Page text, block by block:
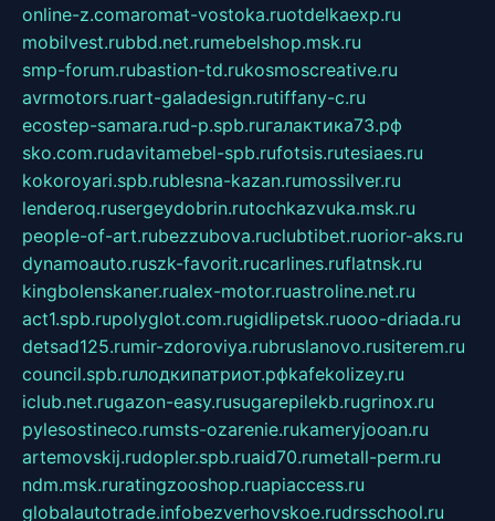
online-z.comaromat-vostoka.ruotdelkaexp.ru
mobilvest.rubbd.net.rumebelshop.msk.ru
smp-forum.rubastion-td.rukosmoscreative.ru
avrmotors.ruart-galadesign.rutiffany-c.ru
ecostep-samara.rud-p.spb.ruгалактика73.рф
sko.com.rudavitamebel-spb.rufotsis.rutesiaes.ru
kokoroyari.spb.rublesna-kazan.rumossilver.ru
lenderoq.rusergeydobrin.rutochkazvuka.msk.ru
people-of-art.rubezzubova.ruclubtibet.ruorior-aks.ru
dynamoauto.ruszk-favorit.rucarlines.ruflatnsk.ru
kingbolenskaner.rualex-motor.ruastroline.net.ru
act1.spb.rupolyglot.com.rugidlipetsk.ruooo-driada.ru
detsad125.rumir-zdoroviya.rubruslanovo.rusiterem.ru
council.spb.ruлодкипатриот.рфkafekolizey.ru
iclub.net.rugazon-easy.rusugarepilekb.rugrinox.ru
pylesostineco.rumsts-ozarenie.rukameryjooan.ru
artemovskij.rudopler.spb.ruaid70.rumetall-perm.ru
ndm.msk.ruratingzooshop.ruapiaccess.ru
globalautotrade.infobezverhovskoe.rudrsschool.ru